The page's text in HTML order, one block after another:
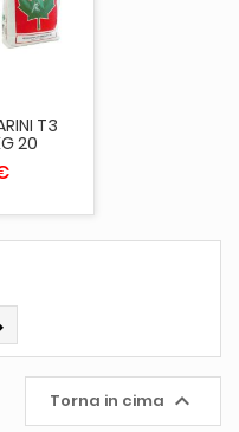
T3
20
Torna in cima 